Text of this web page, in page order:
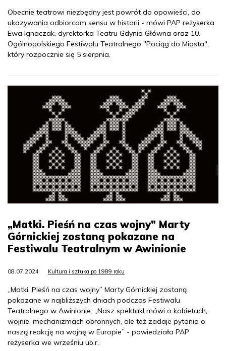
Obecnie teatrowi niezbędny jest powrót do opowieści, do
ukazywania odbiorcom sensu w historii - mówi PAP reżyserka
Ewa Ignaczak, dyrektorka Teatru Gdynia Główna oraz 10.
Ogólnopolskiego Festiwalu Teatralnego "Pociąg do Miasta",
który rozpocznie się 5 sierpnia.
„Matki. Pieśń na czas wojny” Marty
Górnickiej zostaną pokazane na
Festiwalu Teatralnym w Awinionie
08.07.2024 Kultura i sztuka po 1989 roku
„Matki. Pieśń na czas wojny” Marty Górnickiej zostaną
pokazane w najbliższych dniach podczas Festiwalu
Teatralnego w Awinionie. „Nasz spektakl mówi o kobietach,
wojnie, mechanizmach obronnych, ale też zadaje pytania o
naszą reakcję na wojnę w Europie” - powiedziała PAP
reżyserka we wrześniu ub.r.